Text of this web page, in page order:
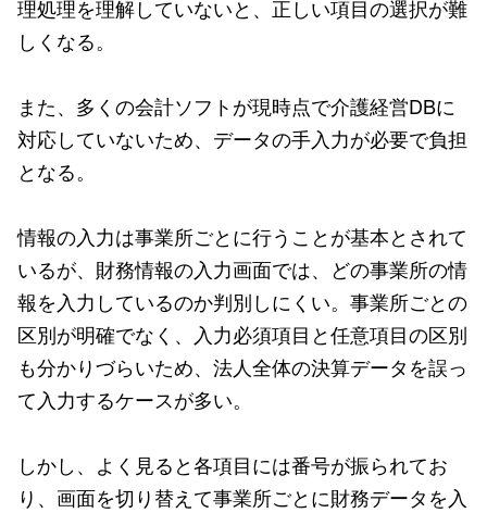
理処理を理解していないと、正しい項目の選択が難
しくなる。
また、多くの会計ソフトが現時点で介護経営DBに
対応していないため、データの手入力が必要で負担
となる。
情報の入力は事業所ごとに行うことが基本とされて
いるが、財務情報の入力画面では、どの事業所の情
報を入力しているのか判別しにくい。事業所ごとの
区別が明確でなく、入力必須項目と任意項目の区別
も分かりづらいため、法人全体の決算データを誤っ
て入力するケースが多い。
しかし、よく見ると各項目には番号が振られてお
り、画面を切り替えて事業所ごとに財務データを入